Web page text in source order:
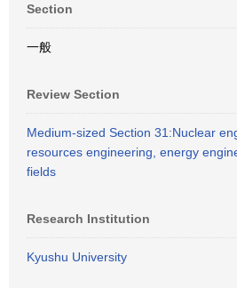
Section
一般
Review Section
Medium-sized Section 31:Nuclear
resources engineering, energy
fields
Research Institution
Kyushu University